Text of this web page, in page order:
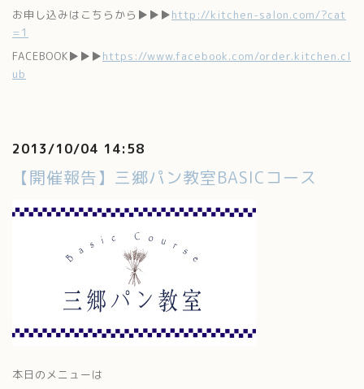
お申し込みはこちらから▶▶▶http://kitchen-salon.com/?cat
=1
FACEBOOK▶▶▶https://www.facebook.com/order.kitchen.cl
ub
2013/10/04 14:58
【開催報告】三郷パン教室BASICコース
本日のメニューは